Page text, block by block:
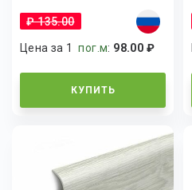
₽ 135.00
Цена за 1пог.м: 98.00 ₽
КУПИТЬ